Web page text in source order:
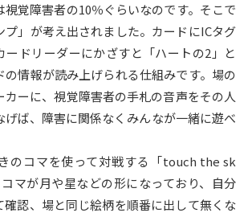
大学研究 大学検索
や特徴を調べる
科特集
国際・グローバルに強い大学特
集
奨学金・特待生制度特集
進路の３択
覚障害者の10％ぐらいなのです。そこで
プ」が考え出されました。カードにICタグ
ードリーダーにかざすと「ハートの2」と
の情報が読み上げられる仕組みです。場の
カーに、視覚障害者の手札の音声をその人
げば、障害に関係なくみんなが一緒に遊べ
のコマを使って対戦する「touch the sk
マが月や星などの形になっており、自分
確認、場と同じ絵柄を順番に出して無くな